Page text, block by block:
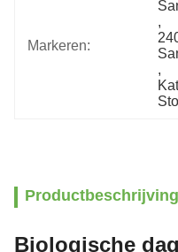
Markeren:
,
,
Productbeschrijving
Biologische